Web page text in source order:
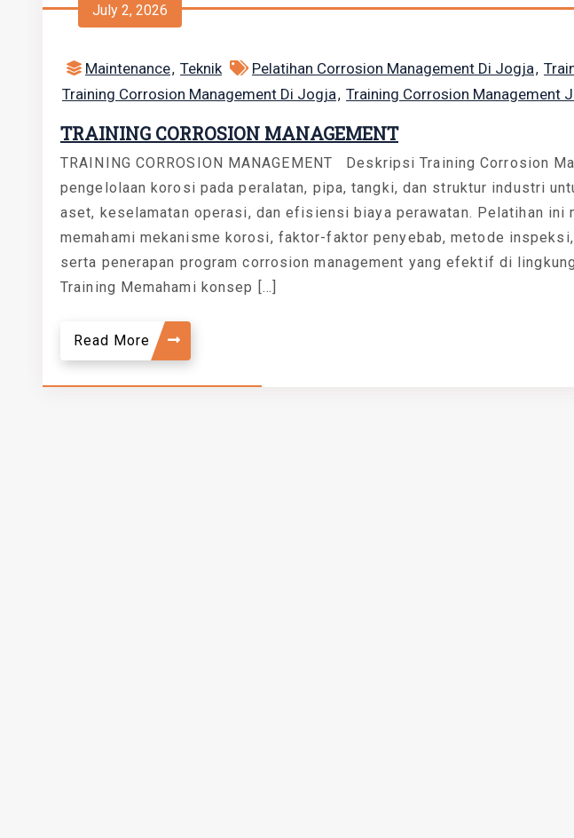
July 2, 2026
Maintenance, Teknik Pelatihan Corrosion Management Di Jogja,
Training Corrosion Management Di Jogja, Training Corrosion Management
TRAINING CORROSION MANAGEMENT
TRAINING CORROSION MANAGEMENT Deskripsi Training Corrosion
pengelolaan korosi pada peralatan, pipa, tangki, dan struktur industri
aset, keselamatan operasi, dan efisiensi biaya perawatan. Pelatihan ini
memahami mekanisme korosi, faktor-faktor penyebab, metode
serta penerapan program corrosion management yang efektif di
Training Memahami konsep […]
Read More